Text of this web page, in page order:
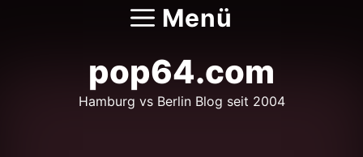
Menü
pop64.com
Hamburg vs Berlin Blog seit 2004